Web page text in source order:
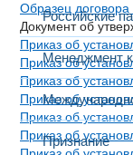
Российские
Менеджмент
Признание
Образец договора
Документ об
Приказ об
Приказ об
Приказ об
Приказ об
Приказ об
Приказ об